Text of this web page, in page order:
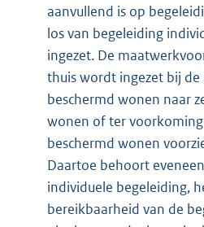
aanvullend is op
los van begeleiding
ingezet. De
thuis wordt ingezet bij de
beschermd wonen naar
wonen of ter
beschermd wonen
Daartoe behoort
individuele begeleiding,
bereikbaarheid van de